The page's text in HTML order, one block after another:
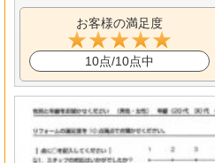
お客様の満足度
10点/10点中